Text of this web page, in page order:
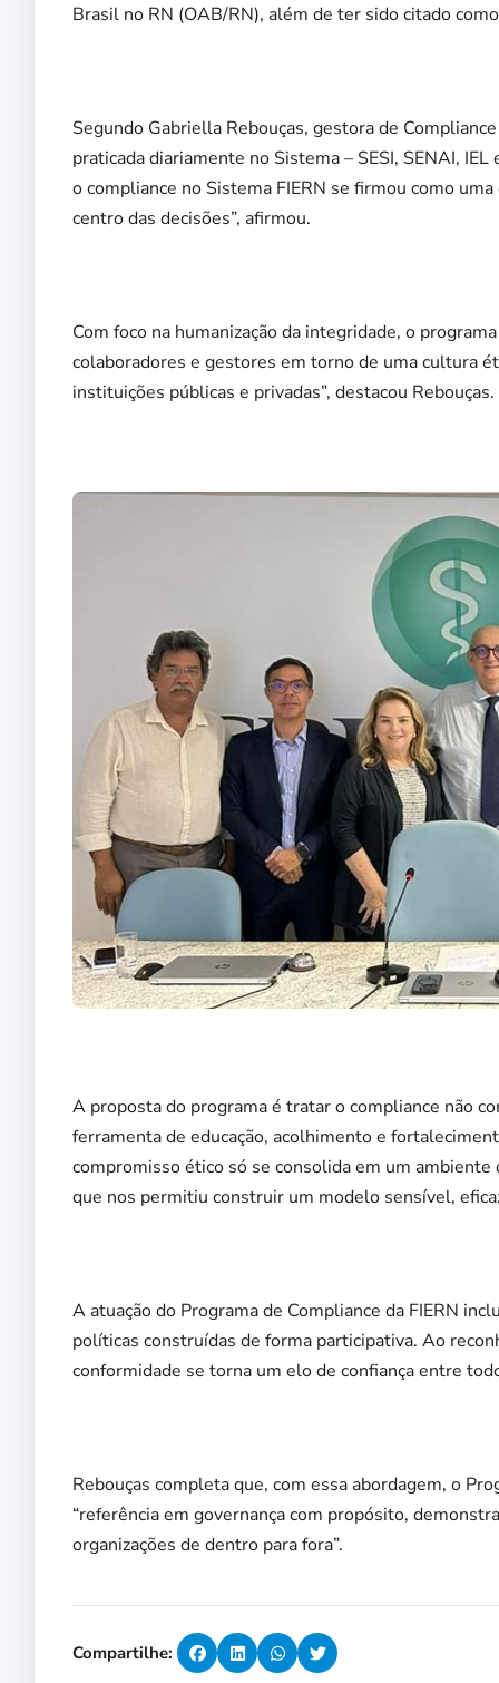
Brasil no RN (OAB/RN), além de ter sido citado
Segundo Gabriella Rebouças, gestora de
praticada diariamente no Sistema – SESI, SENAI,
o compliance no Sistema FIERN se firmou como
centro das decisões”, afirmou.
Com foco na humanização da integridade, o
colaboradores e gestores em torno de uma cultura
instituições públicas e privadas”, destacou Rebouças.
A proposta do programa é tratar o compliance não
ferramenta de educação, acolhimento e
compromisso ético só se consolida em um
que nos permitiu construir um modelo sensível,
A atuação do Programa de Compliance da FIERN
políticas construídas de forma participativa. Ao
conformidade se torna um elo de confiança entre
Rebouças completa que, com essa abordagem, o
“referência em governança com propósito,
organizações de dentro para fora”.
Compartilhe: